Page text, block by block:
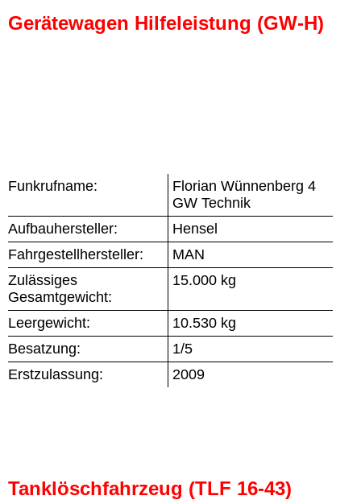
Gerätewagen Hilfeleistung (GW-H)
Funkrufname:
Florian Wünnenberg 4
GW Technik
Aufbauhersteller:
Hensel
Fahrgestellhersteller:
MAN
Zulässiges
Gesamtgewicht:
15.000 kg
Leergewicht:
10.530 kg
Besatzung:
1/5
Erstzulassung:
2009
Tanklöschfahrzeug (TLF 16-43)